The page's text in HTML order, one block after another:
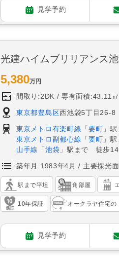
見学予約
光建ハイムブリリアンス
5,380万円
間取り:2DK 専有面積:43.11
東京都豊島区西池袋5丁目26-8
東京メトロ有楽町線 「要町 」
東京メトロ副都心線 「要町 」
山手線
「 池袋 」駅まで 徒歩
築年月:1983年4月 主要採光
駅まで平坦 角部屋
10年保証 オークラヤ住宅
見学予約